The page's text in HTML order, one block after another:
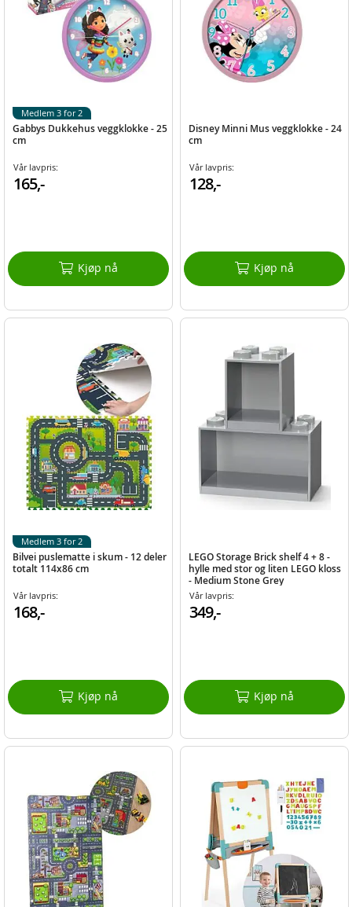
Gabbys Dukkehus veggklokke - 25
cm
Vår lavpris:
165,-
Kjøp nå
Medlem 3 for 2
Disney Minni Mus veggklokke - 24
cm
Vår lavpris:
128,-
Kjøp nå
Bilvei puslematte i skum - 12 deler
totalt 114x86 cm
Vår lavpris:
168,-
Kjøp nå
Medlem 3 for 2
LEGO Storage Brick shelf 4 + 8 -
hylle med stor og liten LEGO kloss
- Medium Stone Grey
Vår lavpris:
349,-
Kjøp nå